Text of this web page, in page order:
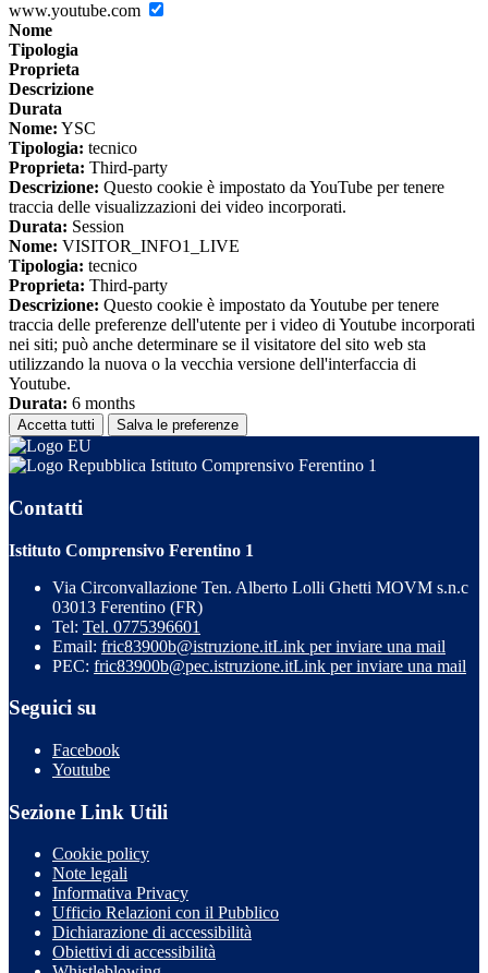
www.youtube.com
Nome
Tipologia
Proprieta
Descrizione
Durata
Nome: YSC
Tipologia: tecnico
Proprieta: Third-party
Descrizione: Questo cookie è impostato da YouTube per tenere
traccia delle visualizzazioni dei video incorporati.
Durata: Session
Nome: VISITOR_INFO1_LIVE
Tipologia: tecnico
Proprieta: Third-party
Descrizione: Questo cookie è impostato da Youtube per tenere
traccia delle preferenze dell'utente per i video di Youtube incorporati
nei siti; può anche determinare se il visitatore del sito web sta
utilizzando la nuova o la vecchia versione dell'interfaccia di
Youtube.
Durata: 6 months
Accetta tutti Salva le preferenze
Istituto Comprensivo Ferentino 1
Contatti
Istituto Comprensivo Ferentino 1
Via Circonvallazione Ten. Alberto Lolli Ghetti MOVM s.n.c
03013 Ferentino (FR)
Tel: Tel. 0775396601
Email: fric83900b@istruzione.itLink per inviare una mail
PEC: fric83900b@pec.istruzione.itLink per inviare una mail
Seguici su
Facebook
Youtube
Sezione Link Utili
Cookie policy
Note legali
Informativa Privacy
Ufficio Relazioni con il Pubblico
Dichiarazione di accessibilità
Obiettivi di accessibilità